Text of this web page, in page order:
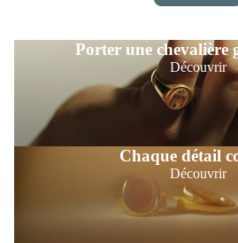
Porter une chevalière
Découvrir
Chaque détail
Découvrir